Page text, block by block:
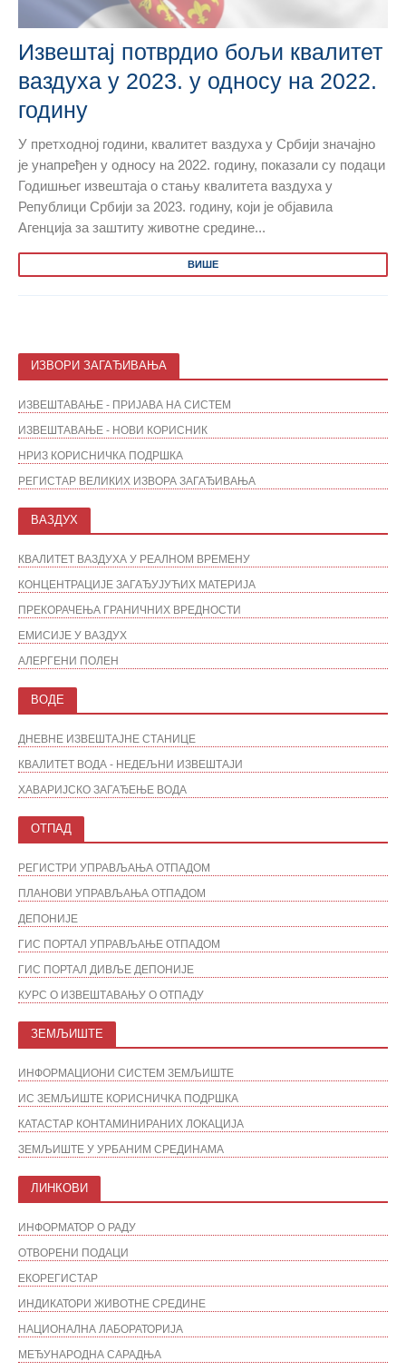
Извештај потврдио бољи квалитет
ваздуха у 2023. у односу на 2022.
годину
У претходној години, квалитет ваздуха у Србији значајно
је унапређен у односу на 2022. годину, показали су подаци
Годишњег извештаја о стању квалитета ваздуха у
Републици Србији за 2023. годину, који је објавила
Агенција за заштиту животне средине...
ВИШЕ
ИЗВОРИ ЗАГАЂИВАЊА
ИЗВЕШТАВАЊЕ - ПРИЈАВА НА СИСТЕМ
ИЗВЕШТАВАЊЕ - НОВИ КОРИСНИК
НРИЗ КОРИСНИЧКА ПОДРШКА
РЕГИСТАР ВЕЛИКИХ ИЗВОРА ЗАГАЂИВАЊА
ВАЗДУХ
КВАЛИТЕТ ВАЗДУХА У РЕАЛНОМ ВРЕМЕНУ
КОНЦЕНТРАЦИЈЕ ЗАГАЂУЈУЋИХ МАТЕРИЈА
ПРЕКОРАЧЕЊА ГРАНИЧНИХ ВРЕДНОСТИ
ЕМИСИЈЕ У ВАЗДУХ
АЛЕРГЕНИ ПОЛЕН
ВОДЕ
ДНЕВНЕ ИЗВЕШТАЈНЕ СТАНИЦЕ
КВАЛИТЕТ ВОДА - НЕДЕЉНИ ИЗВЕШТАЈИ
ХАВАРИЈСКО ЗАГАЂЕЊЕ ВОДА
ОТПАД
РЕГИСТРИ УПРАВЉАЊА ОТПАДОМ
ПЛАНОВИ УПРАВЉАЊА ОТПАДОМ
ДЕПОНИЈЕ
ГИС ПОРТАЛ УПРАВЉАЊЕ ОТПАДОМ
ГИС ПОРТАЛ ДИВЉЕ ДЕПОНИЈЕ
КУРС О ИЗВЕШТАВАЊУ О ОТПАДУ
ЗЕМЉИШТЕ
ИНФОРМАЦИОНИ СИСТЕМ ЗЕМЉИШТЕ
ИС ЗЕМЉИШТЕ КОРИСНИЧКА ПОДРШКА
КАТАСТАР КОНТАМИНИРАНИХ ЛОКАЦИЈА
ЗЕМЉИШТЕ У УРБАНИМ СРЕДИНАМА
ЛИНКОВИ
ИНФОРМАТОР О РАДУ
ОТВОРЕНИ ПОДАЦИ
ЕКОРЕГИСТАР
ИНДИКАТОРИ ЖИВОТНЕ СРЕДИНЕ
НАЦИОНАЛНА ЛАБОРАТОРИЈА
МЕЂУНАРОДНА САРАДЊА